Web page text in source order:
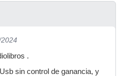
.
sin control de ganancia, y